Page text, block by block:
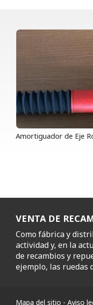
Amortiguador de Eje
VENTA DE
Como fábrica y
actividad y, en la
de recambios y
ejemplo, las ruedas
Mapa del sitio - Aviso